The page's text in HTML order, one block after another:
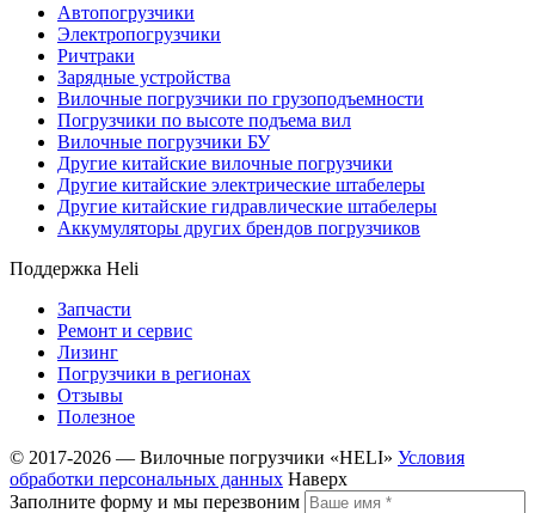
Автопогрузчики
Электропогрузчики
Ричтраки
Зарядные устройства
Вилочные погрузчики по грузоподъемности
Погрузчики по высоте подъема вил
Вилочные погрузчики БУ
Другие китайские вилочные погрузчики
Другие китайские электрические штабелеры
Другие китайские гидравлические штабелеры
Аккумуляторы других брендов погрузчиков
Поддержка Heli
Запчасти
Ремонт и сервис
Лизинг
Погрузчики в регионах
Отзывы
Полезное
© 2017-2026 — Вилочные погрузчики «HELI» Условия
обработки персональных данных Наверх
Заполните форму и мы перезвоним